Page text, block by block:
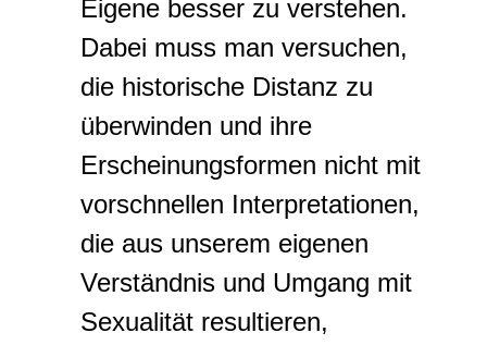
Eigene besser zu verstehen.
Dabei muss man versuchen,
die historische Distanz zu
überwinden und ihre
Erscheinungsformen nicht mit
vorschnellen Interpretationen,
die aus unserem eigenen
Verständnis und Umgang mit
Sexualität resultieren,